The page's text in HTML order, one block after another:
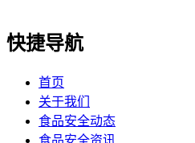
快捷导航
首页
关于我们
食品安全动态